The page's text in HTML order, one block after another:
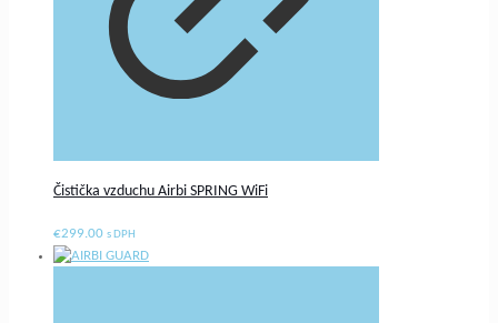
Čistička vzduchu Airbi SPRING WiFi
€299.00 s DPH